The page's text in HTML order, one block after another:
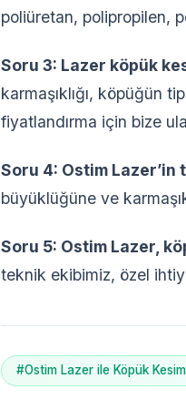
poliüretan, polipropilen,
Soru 3: Lazer köpük
karmaşıklığı, köpüğün
fiyatlandırma için bize
Soru 4: Ostim
büyüklüğüne ve
Soru 5: Ostim Lazer,
teknik ekibimiz, özel
#Ostim Lazer ile Köpük